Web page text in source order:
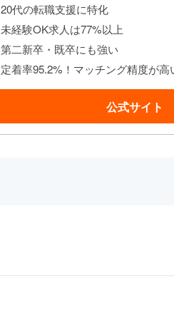
20代の転職支援に特化
未経験OK求人は77%以上
第二新卒・既卒にも強い
定着率95.2%！マッチング精度が高
公式サイト